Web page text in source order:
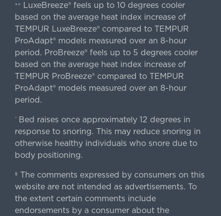
++
LuxeBreeze® feels up to 10 degrees cooler
based on the average heat index increase of
TEMPUR LuxeBreeze® compared to TEMPUR
ProAdapt® models measured over an 8-hour
period. ProBreeze® feels up to 5 degrees cooler
based on the average heat index increase of
TEMPUR ProBreeze® compared to TEMPUR
ProAdapt® models measured over an 8-hour
period.
^ Bed raises once approximately 12 degrees in
response to snoring. This may reduce snoring in
otherwise healthy individuals who snore due to
body positioning.
§ The comments expressed by consumers on this
website are not intended as advertisements. To
the extent certain comments include
endorsements by a consumer about the